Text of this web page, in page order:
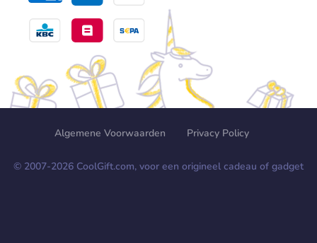
Algemene Voorwaarden Privacy Policy
© 2007-2026 CoolGift.com, voor een origineel cadeau of gadget